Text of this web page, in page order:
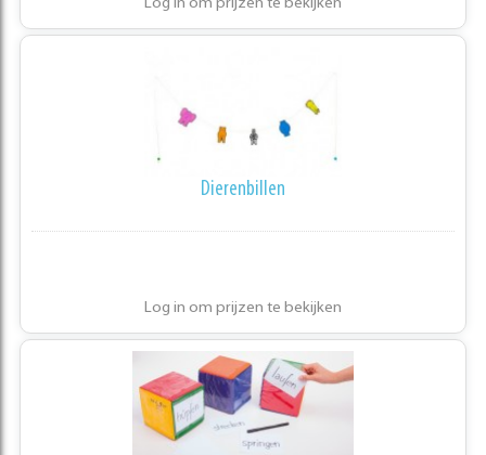
Log in om prijzen te bekijken
Dierenbillen
Log in om prijzen te bekijken